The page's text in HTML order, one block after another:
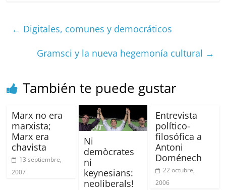
e
b
o
k
l s
p
h
at
a
s
l
tir
← Digitales, comunes y democráticos
Gramsci y la nueva hegemonía cultural →
También te puede gustar
Marx no era
marxista;
Marx era
chavista
13 septiembre,
2007
Ni
demòcrates
ni
keynesians:
neoliberals!
Entrevista
político-
filosófica a
Antoni
Doménech
22 octubre,
2006